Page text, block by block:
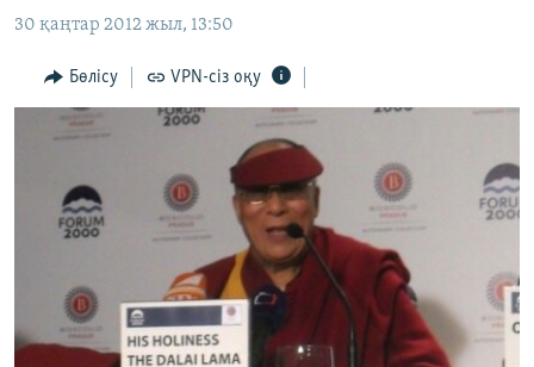
to
Navigation
Skip
ҚАҢТАР ОҚИҒАСЫ
АДАМ ҚҰҚЫҚТАРЫ
ӘЛЕУМЕТ
АРНАЙЫ ЖОБАЛАР
ЖАЗЫЛЫҢЫЗ
30 қаңтар 2012 жыл, 13:50
Бөлісу VPN-сіз оқу